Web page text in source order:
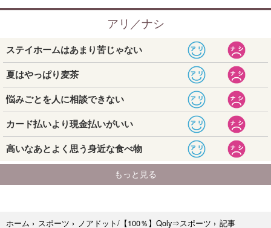
ホーム › スポーツ › ノアドット/【100％】Qoly⇒スポーツ › 記事